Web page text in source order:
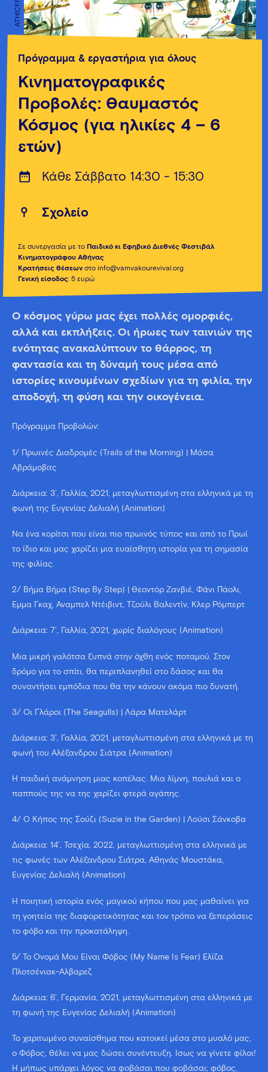
ATHICFF
Πρόγραμμα & εργαστήρια για όλους
Κινηματογραφικές
Προβολές: Θαυμαστός
Κόσμος (για ηλικίες 4 – 6
ετών)
Κάθε Σάββατο 14:30 - 15:30
Σχολείο
Σε συνεργασία με το Παιδικό κι Εφηβικό Διεθνές Φεστιβάλ
Κινηματογράφου Αθήνας
Κρατήσεις θέσεωνστο info@vamvakourevival.org
Γενική είσοδος: 5 ευρώ
Ο κόσμος γύρω μας έχει πολλές ομορφιές,
αλλά και εκπλήξεις. Οι ήρωες των ταινιών της
ενότητας ανακαλύπτουν το θάρρος, τη
φαντασία και τη δύναμή τους μέσα από
ιστορίες κινουμένων σχεδίων για τη φιλία, την
αποδοχή, τη φύση και την οικογένεια.
Πρόγραμμα Προβολών:
1/ Πρωινές Διαδρομές (Trails of the Morning) | Μάσα
Αβράμοβιτς
Διάρκεια: 3’, Γαλλία, 2021, μεταγλωττισμένη στα ελληνικά με τη
φωνή της Ευγενίας Δελιαλή (Animation)
Να ένα κορίτσι που είναι πιο πρωινός τύπος και από το Πρωί
το ίδιο και μας χαρίζει μια ευαίσθητη ιστορία για τη σημασία
της φιλίας.
2/ Βήμα Βήμα (Step By Step) | Θεοντόρ Ζανβιέ, Φάνι Πάολι,
Έμμα Γκαχ, Άναμπελ Ντέιβιντ, Τζούλι Βαλεντίν, Κλερ Ρόμπερτ
Διάρκεια: 7’, Γαλλία, 2021, χωρίς διαλόγους (Animation)
Μια μικρή γαλότσα ξυπνά στην όχθη ενός ποταμού. Στον
δρόμο για το σπίτι, θα περιπλανηθεί στο δάσος και θα
συναντήσει εμπόδια που θα την κάνουν ακόμα πιο δυνατή.
3/ Οι Γλάροι (The Seagulls) | Λάρα Ματελάρτ
Διάρκεια: 3’, Γαλλία, 2021, μεταγλωττισμένη στα ελληνικά με τη
φωνή του Αλέξανδρου Σιάτρα (Animation)
Η παιδική ανάμνηση μιας κοπέλας. Μια λίμνη, πουλιά και ο
παππούς της να της χαρίζει φτερά αγάπης.
4/ Ο Κήπος της Σούζι (Suzie in the Garden) | Λούσι Σάνκοβα
Διάρκεια: 14’, Τσεχία, 2022, μεταγλωττισμένη στα ελληνικά με
τις φωνές των Αλέξανδρου Σιάτρα, Αθηνάς Μουστάκα,
Ευγενίας Δελιαλή (Animation)
Η ποιητική ιστορία ενός μαγικού κήπου που μας μαθαίνει για
τη γοητεία της διαφορετικότητας και τον τρόπο να ξεπεράσεις
το φόβο και την προκατάληψη.
5/ Το Όνομά Μου Είναι Φόβος (My Name Is Fear) Ελίζα
Πλοτσένιακ-Άλβαρεζ
Διάρκεια: 6’, Γερμανία, 2021, μεταγλωττισμένη στα ελληνικά με
τη φωνή της Ευγενίας Δελιαλή (Animation)
Το χαριτωμένο συναίσθημα που κατοικεί μέσα στο μυαλό μας,
ο Φόβος, θέλει να μας δώσει συνέντευξη. Ίσως να γίνετε φίλοι!
Ή μήπως υπάρχει λόγος να φοβάσαι που φοβάσαι; φόβος,